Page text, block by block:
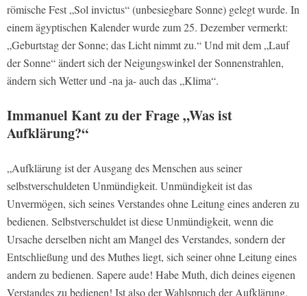
römische Fest „Sol invictus“ (unbesiegbare Sonne) gelegt wurde. In
einem ägyptischen Kalender wurde zum 25. Dezember vermerkt:
„Geburtstag der Sonne; das Licht nimmt zu.“ Und mit dem „Lauf
der Sonne“ ändert sich der Neigungswinkel der Sonnenstrahlen,
ändern sich Wetter und -na ja- auch das „Klima“.
Immanuel Kant zu der Frage „Was ist
Aufklärung?“
„Aufklärung ist der Ausgang des Menschen aus seiner
selbstverschuldeten Unmündigkeit. Unmündigkeit ist das
Unvermögen, sich seines Verstandes ohne Leitung eines anderen zu
bedienen. Selbstverschuldet ist diese Unmündigkeit, wenn die
Ursache derselben nicht am Mangel des Verstandes, sondern der
Entschließung und des Muthes liegt, sich seiner ohne Leitung eines
andern zu bedienen. Sapere aude! Habe Muth, dich deines eigenen
Verstandes zu bedienen! Ist also der Wahlspruch der Aufklärung.